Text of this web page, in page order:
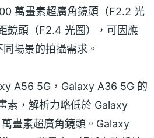
萬畫素超廣角鏡頭（F2.2 光
鏡頭（F2.4 光圈），可因應
場景的拍攝需求。
A56 5G，Galaxy A36 5G 的
素，解析力略低於 Galaxy
畫素超廣角鏡頭。Galaxy